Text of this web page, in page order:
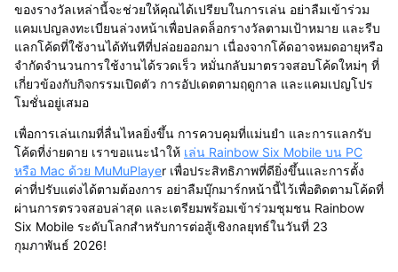
ของรางวัลเหล่านี้จะช่วยให้คุณได้เปรียบในการเล่น อย่าลืมเข้าร่วม
แคมเปญลงทะเบียนล่วงหน้าเพื่อปลดล็อกรางวัลตามเป้าหมาย และรีบ
แลกโค้ดที่ใช้งานได้ทันทีที่ปล่อยออกมา เนื่องจากโค้ดอาจหมดอายุหรือ
จำกัดจำนวนการใช้งานได้รวดเร็ว หมั่นกลับมาตรวจสอบโค้ดใหม่ๆ ที่
เกี่ยวข้องกับกิจกรรมเปิดตัว การอัปเดตตามฤดูกาล และแคมเปญโปร
โมชั่นอยู่เสมอ
เพื่อการเล่นเกมที่ลื่นไหลยิ่งขึ้น การควบคุมที่แม่นยำ และการแลกรับ
โค้ดที่ง่ายดาย เราขอแนะนำให้ เล่น Rainbow Six Mobile บน PC
หรือ Mac ด้วย MuMuPlayer เพื่อประสิทธิภาพที่ดียิ่งขึ้นและการตั้ง
ค่าที่ปรับแต่งได้ตามต้องการ อย่าลืมบุ๊กมาร์กหน้านี้ไว้เพื่อติดตามโค้ดที่
ผ่านการตรวจสอบล่าสุด และเตรียมพร้อมเข้าร่วมชุมชน Rainbow
Six Mobile ระดับโลกสำหรับการต่อสู้เชิงกลยุทธ์ในวันที่ 23
กุมภาพันธ์ 2026!